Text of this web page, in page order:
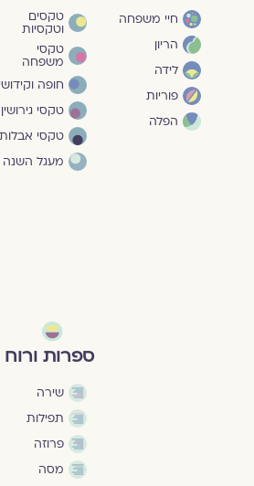
חיי משפחה
הריון
לידה
פוריות
הפלה
טקסים
וטקסיות
טקסי
משפחה
חופה וקידושין
טקסי גירושין
טקסי אבלות
מעגל השנה
ספרות ורוח
שירה
תפילות
פרוזה
מסה